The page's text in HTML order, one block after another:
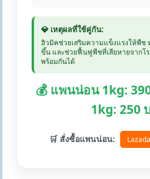
💎 เหตุผลที่ใช้คู่กัน:
ฮิวมิคช่วยเสริมความแข็งแรงให้พืช
ขึ้น และช่วยฟื้นฟูพืชที่เสียหายจากโ
พร้อมกันได้
💰 แพนน่อน 1kg:
1kg: 250
🛒 สั่งซื้อแพนน่อน: Lazada